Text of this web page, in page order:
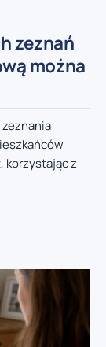
zeznań
można
korzystając z